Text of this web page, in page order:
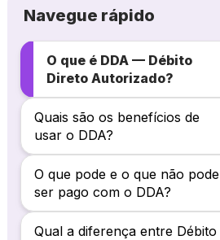
Navegue rápido
O que é DDA — Débito
Direto Autorizado?
Quais são os benefícios de
usar o DDA?
O que pode e o que não pode
ser pago com o DDA?
Qual a diferença entre Débito